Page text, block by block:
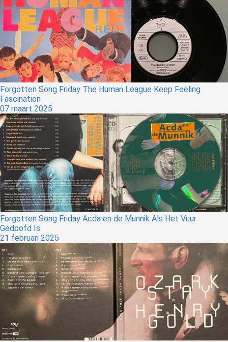
Forgotten Song Friday The Human League Keep Feeling
Fascination
07 maart 2025
Forgotten Song Friday Acda en de Munnik Als Het Vuur
Gedoofd Is
21 februari 2025